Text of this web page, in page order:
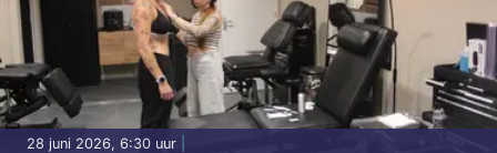
28 juni 2026, 6:30 uur